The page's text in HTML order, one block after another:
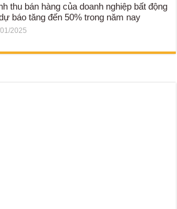
thu bán hàng của doanh nghiệp bất động
báo tăng đến 50% trong năm nay
2025